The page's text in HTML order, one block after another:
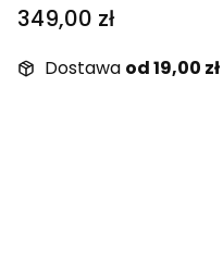
Cena
349,00 zł
Dostawa od 19,00 zł